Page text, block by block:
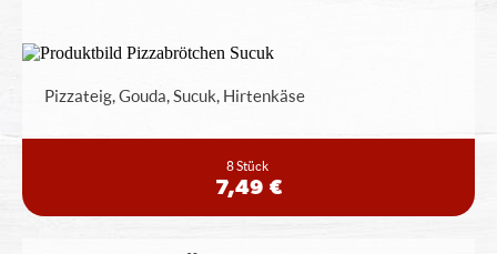
Pizzateig, Gouda, Sucuk, Hirtenkäse
8 Stück
7,49 €